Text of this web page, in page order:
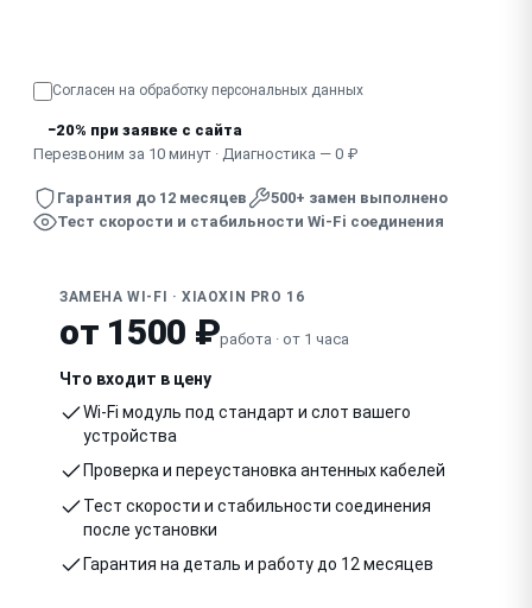
Согласен на обработку персональных данных
−20% при заявке с сайта
Перезвоним за 10 минут · Диагностика — 0 ₽
Гарантия до 12 месяцев
500+ замен выполнено
Тест скорости и стабильности Wi-Fi соединения
ЗАМЕНА WI-FI · XIAOXIN PRO 16
от 1500 ₽работа · от 1 часа
Что входит в цену
Wi-Fi модуль под стандарт и слот вашего
устройства
Проверка и переустановка антенных кабелей
Тест скорости и стабильности соединения
после установки
Гарантия на деталь и работу до 12 месяцев